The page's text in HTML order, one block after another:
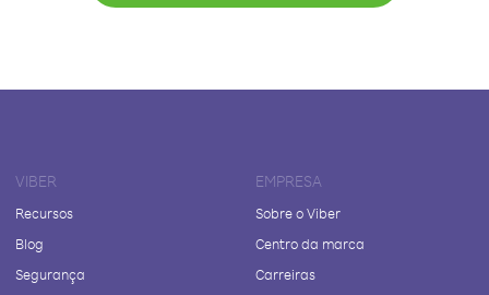
VIBER
Recursos
Blog
Segurança
EMPRESA
Sobre o Viber
Centro da marca
Carreiras